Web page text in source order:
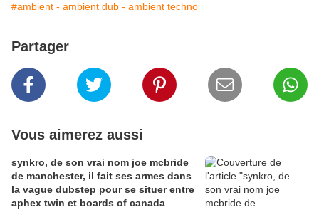
#ambient - ambient dub - ambient techno
Partager
Vous aimerez aussi
synkro, de son vrai nom joe mcbride
de manchester, il fait ses armes dans
la vague dubstep pour se situer entre
aphex twin et boards of canada